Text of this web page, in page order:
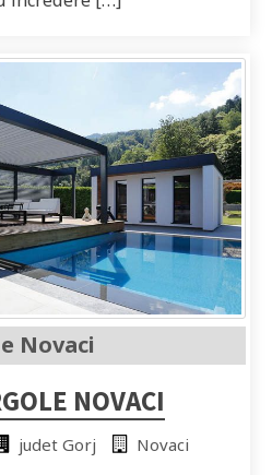
Novaci
NOVACI
judet Gorj Novaci